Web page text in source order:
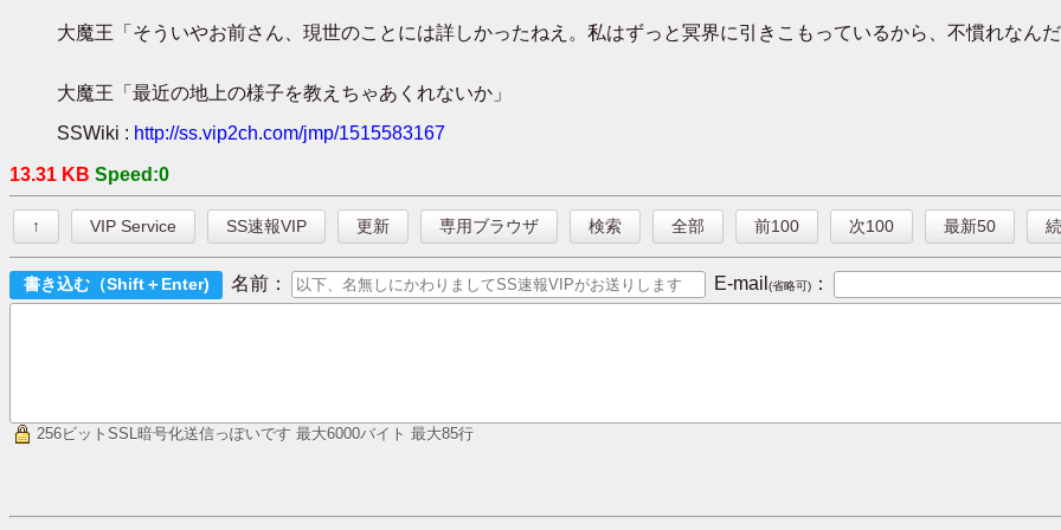
大魔王「そういやお前さん、現世のことには詳しかったねえ。私はずっと冥界に引きこもっているから、不慣れなんだ
大魔王「最近の地上の様子を教えちゃあくれないか」
SSWiki : http://ss.vip2ch.com/jmp/1515583167
13.31 KB Speed:0
↑ VIP Service SS速報VIP 更新 専用ブラウザ 検索 全部 前100 次100 最新50
名前： E-mail (省略可) ：
256ビットSSL暗号化送信っぽいです 最大6000バイト 最大85行